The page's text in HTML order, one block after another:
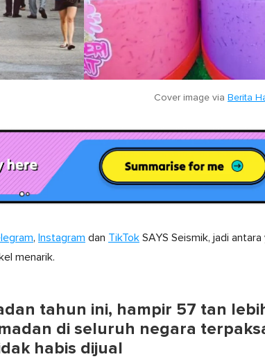
Cover image via Berita
, Instagram dan TikTok SAYS Seismik, jadi antara
menarik.
tahun ini, hampir 57 tan
di seluruh negara
habis dijual